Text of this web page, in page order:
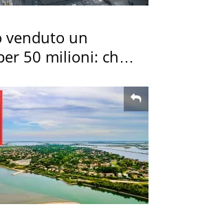
venduto un
50 milioni: chi